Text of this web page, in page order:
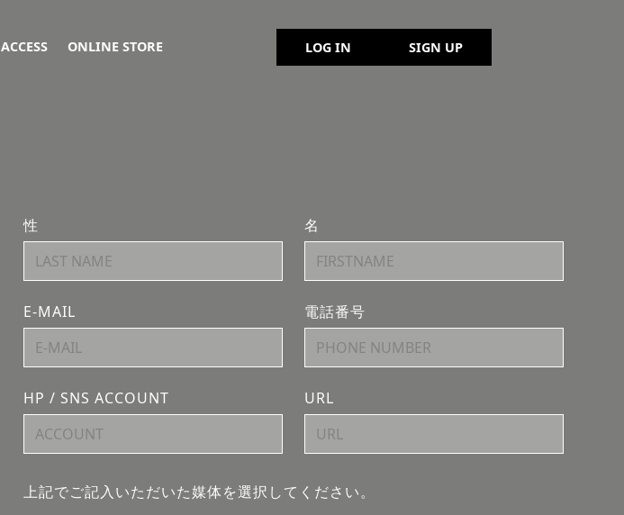
ACCESS ONLINE STORE LOG IN SIGN UP
性 名
E-MAIL 電話番号
HP / SNS ACCOUNT URL
上記でご記入いただいた媒体を選択してください。